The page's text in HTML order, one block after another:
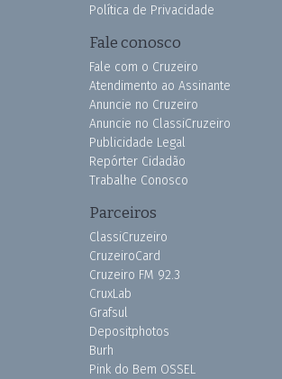
Política de Privacidade
Fale conosco
Fale com o Cruzeiro
Atendimento ao Assinante
Anuncie no Cruzeiro
Anuncie no ClassiCruzeiro
Publicidade Legal
Repórter Cidadão
Trabalhe Conosco
Parceiros
ClassiCruzeiro
CruzeiroCard
Cruzeiro FM 92.3
CruxLab
Grafsul
Depositphotos
Burh
Pink do Bem OSSEL